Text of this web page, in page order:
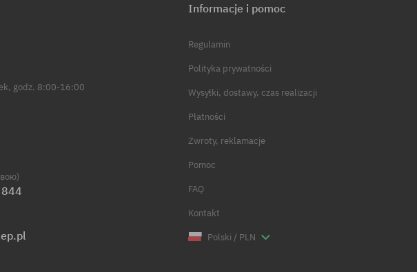
godz. 8:00-16:00
Informacje i pomoc
Regulamin
Polityka prywatności
Wysyłki, dostawy, czas realizacji
Płatności
Zwroty, reklamacje
Pomoc
FAQ
Kontakt
Polski / PLN